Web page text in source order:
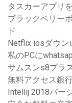
タスカーアプリ
ブラックベリー
ド
Netflix io​​sダウン
私のPCに
サムスンs8プラ
無料アクセス銀
Intellij 2018バー